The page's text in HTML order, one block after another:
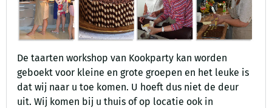
De taarten workshop van Kookparty kan worden
geboekt voor kleine en grote groepen en het leuke is
dat wij naar u toe komen. U hoeft dus niet de deur
uit. Wij komen bij u thuis of op locatie ook in